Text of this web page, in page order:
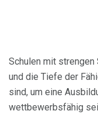
Schulen mit strengen
und die Tiefe der
sind, um eine
wettbewerbsfähig